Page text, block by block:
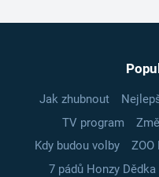
Jak zhubnout
TV program
Kdy budou volby
ZOO
7 pádů Honzy Dědka